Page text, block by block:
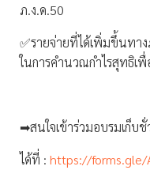
ภ.ง.ด.50
✅รายจ่ายที่ได้เพิ่มขึ้นทา
ในการคำนวณกำไรสุทธิเ
➡สนใจเข้าร่วมอบรมเก็บ
ได้ที่ : https://forms.gle/